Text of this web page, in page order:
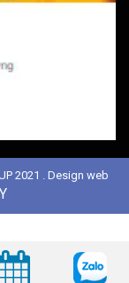
2021 . Design web